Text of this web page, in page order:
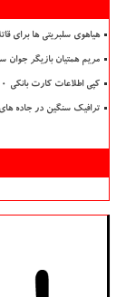
هیاهوی سلبریتی ها برای
مریم همتیان بازیگر جوان
کپی اطلاعات کارت بانکی ۱۲۰۰ تهرانی در پوشش فروشنده میوه
ترافیک سنگین در جاده